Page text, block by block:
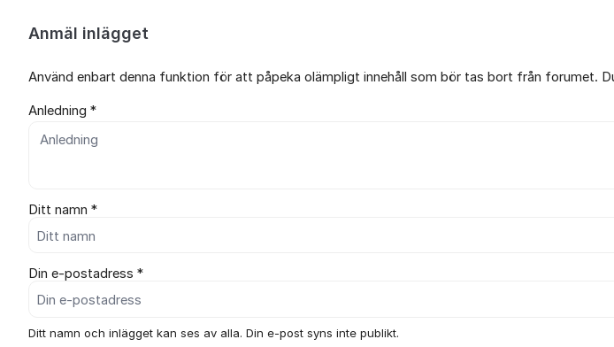
Anmäl inlägget
Använd enbart denna funktion för att påpeka olämpligt innehåll som bör tas bort från forumet.
Anledning *
Ditt namn *
Din e-postadress *
Ditt namn och inlägget kan ses av alla. Din e-post syns inte publikt.